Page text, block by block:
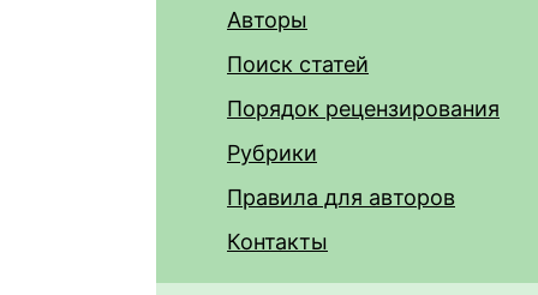
Авторы
Поиск статей
Порядок рецензирования
Рубрики
Правила для авторов
Контакты